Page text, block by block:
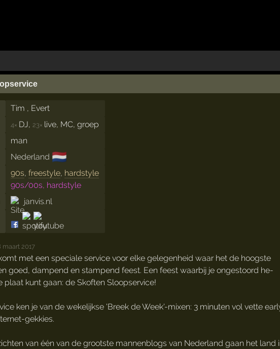
Tim , Evert
4× DJ,23× live, MC, groep
man
Nederland 🇳🇱
90s,freestyle, hardstyle
90s/00s, hardstyle
janvis.nl
maart 2017
met een speciale service voor elke gelegenheid waar het de hoogste
goed, dampend en stampend feest. Een feest waarbij je ongestoord he-
plaat kunt gaan: de Skoften Sloopservice!
ken je van de wekelijkse 'Breek de Week'-mixen: 3 minuten vol vette
gekkies.
van één van de grootste mannenblogs van Nederland gaan het